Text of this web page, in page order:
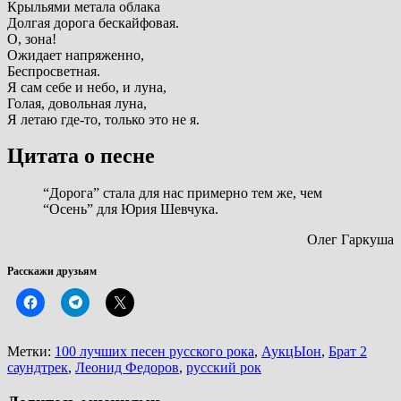
Крыльями метала облака
Долгая дорога бескайфовая.
О, зона!
Ожидает напряженно,
Беспросветная.
Я сам себе и небо, и луна,
Голая, довольная луна,
Я летаю где-то, только это не я.
Цитата о песне
“Дорога” стала для нас примерно тем же, чем
“Осень” для Юрия Шевчука.
Олег Гаркуша
Расскажи друзьям
Метки: 100 лучших песен русского рока, АукцЫон, Брат 2
саундтрек, Леонид Федоров, русский рок